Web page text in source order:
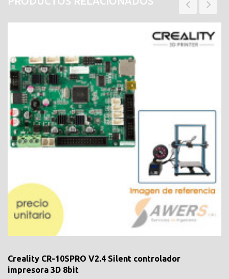
Creality CR-10SPRO V2.4 Silent controlador
impresora 3D 8bit